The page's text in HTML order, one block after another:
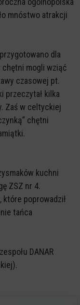
mnóstwo atrakcji
dla
mogli wziąć
czasowej pt.
przeczytał kilka
Zaś w celtyckiej
chętni
kuchni
ZSZ nr 4.
które poprowadził
tańca
DANAR